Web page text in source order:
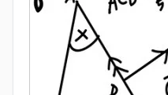
Когда можно не
mathematics-for-
Автор: Александра
Геометрический